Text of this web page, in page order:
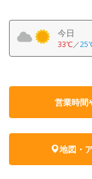
今日
33℃／
営業時間
地図・